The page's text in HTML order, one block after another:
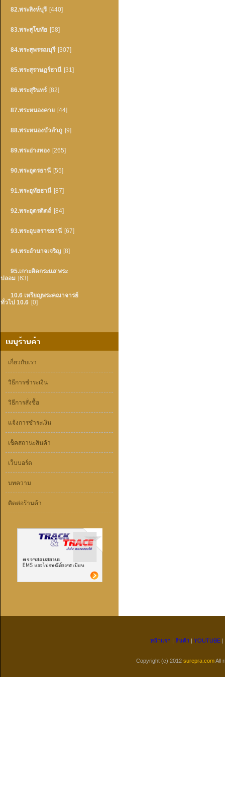
82.พระสิงห์บุรี [440]
83.พระสุโขทัย [58]
84.พระสุพรรณบุรี [307]
85.พระสุราษฏร์ธานี [31]
86.พระสุรินทร์ [82]
87.พระหนองคาย [44]
88.พระหนองบัวลำภู [9]
89.พระอ่างทอง [265]
90.พระอุดรธานี [55]
91.พระอุทัยธานี [87]
92.พระอุตรดิตถ์ [84]
93.พระอุบลราชธานี [67]
94.พระอำนาจเจริญ [8]
95.เกาะติดกระเเส พระ
ปลอม [63]
10.6 เหรียญพระคณาจารย์
ทั่วไป 10.6 [0]
เกี่ยวกับเรา
วิธีการชำระเงิน
วิธีการสั่งซื้อ
แจ้งการชำระเงิน
เช็คสถานะสินค้า
เว็บบอร์ด
บทความ
ติดต่อร้านค้า
หน้าแรก สินค้า YOUTUBE
Copyright (c) 2012 surepra.comAll